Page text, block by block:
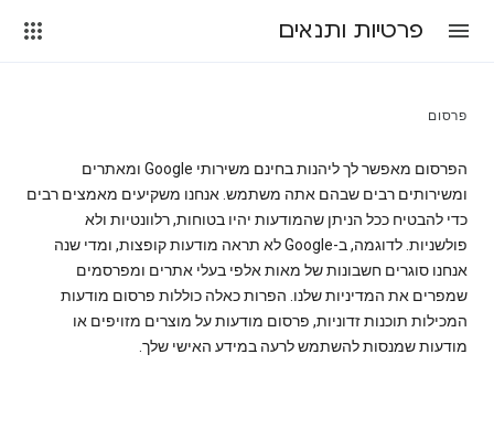
פרטיות ותנאים
פרסום
הפרסום מאפשר לך ליהנות בחינם משירותי Google ומאתרים
ומשירותים רבים שבהם אתה משתמש. אנחנו משקיעים מאמצים רבים
כדי להבטיח ככל הניתן שהמודעות יהיו בטוחות, רלוונטיות ולא
פולשניות. לדוגמה, ב-Google לא תראה מודעות קופצות, ומדי שנה
אנחנו סוגרים חשבונות של מאות אלפי בעלי אתרים ומפרסמים
שמפרים את המדיניות שלנו. הפרות כאלה כוללות פרסום מודעות
המכילות תוכנות זדוניות, פרסום מודעות על מוצרים מזויפים או
מודעות שמנסות להשתמש לרעה במידע האישי שלך.